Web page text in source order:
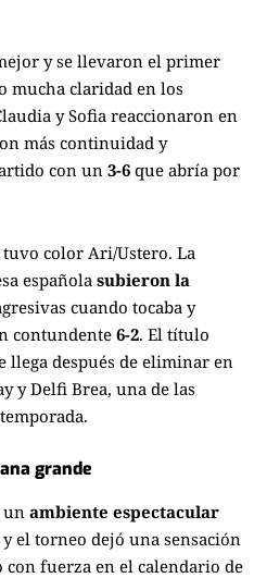
y se llevaron el primer
mucha claridad en los
y Sofia reaccionaron en
más continuidad y
con un 3-6 que abría por
color Ari/Ustero. La
española subieron la
cuando tocaba y
contundente 6-2. El título
después de eliminar en
y Delfi Brea, una de las
grande
un ambiente espectacular
y el torneo dejó una sensación
con fuerza en el calendario de